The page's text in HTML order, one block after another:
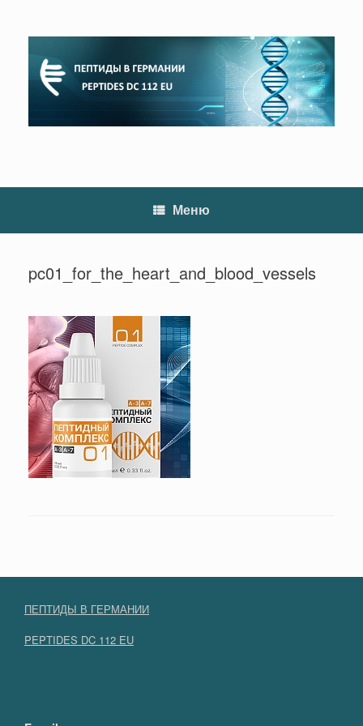
содержанию
Меню
pc01_for_the_heart_and_blood_vessels
ПЕПТИДЫ В ГЕРМАНИИ
PEPTIDES DC 112 EU